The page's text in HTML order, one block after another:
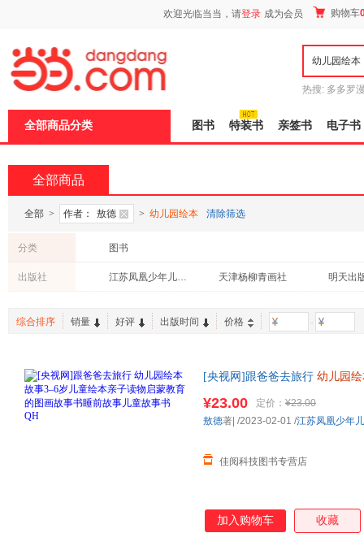
欢迎光临当当，请登录 成为会员 购物车
热搜: 多多罗
全部商品分类 图书 特装书 亲签书 电子书
全部商品
全部 > 作者： 敖德 > 幼儿园绘本 清除筛选
分类 图书
出版社 江苏凤凰少年儿童出版社 天津杨柳青画社 明天出
综合排序 销量 好评 出版时间 价格 -
[央视网]跟爸爸去旅行 幼儿园
¥23.00 定价： ¥23.00
佳阅科技图书专营店
敖德著| /2023-02-01 /江苏凤凰少年
加入购物车 收藏
页
加